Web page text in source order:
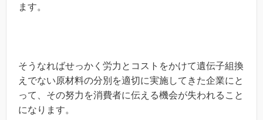
ます。
そうなればせっかく労力とコストをかけて遺伝子組換
えでない原材料の分別を適切に実施してきた企業にと
って、その努力を消費者に伝える機会が失われること
になります。